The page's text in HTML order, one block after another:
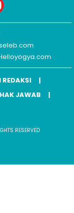
REDAKSI
HAK JAWAB
RESERVED